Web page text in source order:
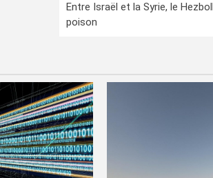
Entre Israël et la Syrie, le
poison